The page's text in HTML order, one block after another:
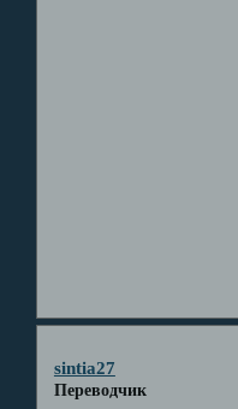
sintia27
Переводчик